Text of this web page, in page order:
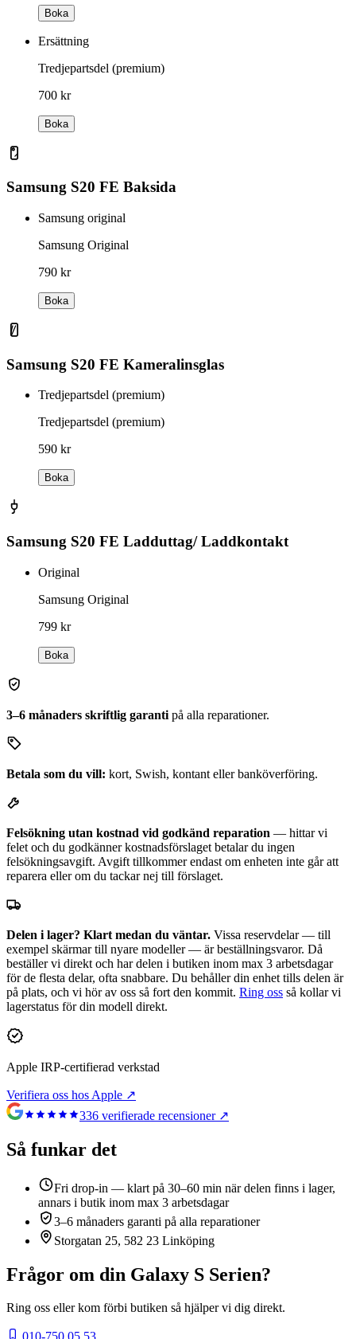
Boka
Ersättning
Tredjepartsdel (premium)
700 kr
Boka
Samsung S20 FE Baksida
Samsung original
Samsung Original
790 kr
Boka
Samsung S20 FE Kameralinsglas
Tredjepartsdel (premium)
Tredjepartsdel (premium)
590 kr
Boka
Samsung S20 FE Ladduttag/ Laddkontakt
Original
Samsung Original
799 kr
Boka
3–6 månaders skriftlig garanti på alla reparationer.
Betala som du vill: kort, Swish, kontant eller banköverföring.
Felsökning utan kostnad vid godkänd reparation — hittar vi
felet och du godkänner kostnadsförslaget betalar du ingen
felsökningsavgift. Avgift tillkommer endast om enheten inte går att
reparera eller om du tackar nej till förslaget.
Delen i lager? Klart medan du väntar. Vissa reservdelar — till
exempel skärmar till nyare modeller — är beställningsvaror. Då
beställer vi direkt och har delen i butiken inom max 3 arbetsdagar
för de flesta delar, ofta snabbare. Du behåller din enhet tills delen är
på plats, och vi hör av oss så fort den kommit. Ring oss så kollar vi
lagerstatus för din modell direkt.
Apple IRP-certifierad verkstad
Verifiera oss hos Apple ↗
336 verifierade recensioner ↗
Så funkar det
Fri drop-in — klart på 30–60 min när delen finns i lager,
annars i butik inom max 3 arbetsdagar
3–6 månaders garanti på alla reparationer
Storgatan 25, 582 23 Linköping
Frågor om din Galaxy S Serien?
Ring oss eller kom förbi butiken så hjälper vi dig direkt.